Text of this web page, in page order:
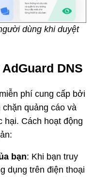
dùng khi duyệt
DNS
phí cung cấp bởi
quảng cáo và
hại. Cách hoạt động
bạn: Khi bạn truy
dụng trên điện thoại